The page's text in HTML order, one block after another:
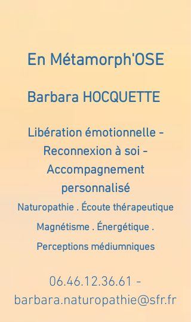
En Métamorph'OSE
Barbara HOCQUETTE
Libération émotionnelle -
Reconnexion à soi -
Accompagnement
personnalisé
Naturopathie . Écoute thérapeutique
Magnétisme . Énergétique .
Perceptions médiumniques
06.46.12.36.61 -
barbara.naturopathie@sfr.fr